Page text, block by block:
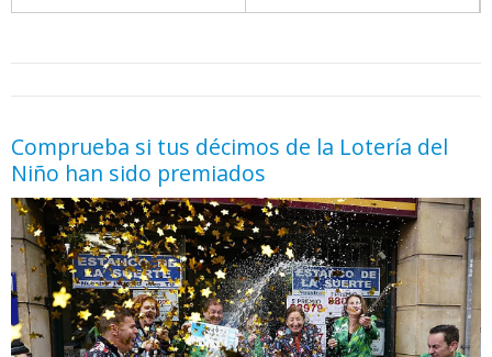
Comprueba si tus décimos de la Lotería del
Niño han sido premiados